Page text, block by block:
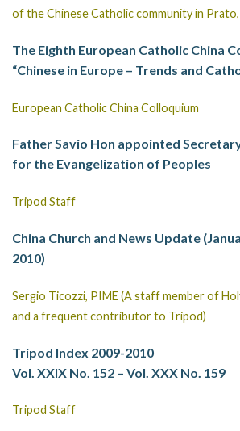
of the Chinese Catholic community in
The Eighth European Catholic China
“Chinese in Europe – Trends and
European Catholic China Colloquium
Father Savio Hon appointed
for the Evangelization of Peoples
Tripod Staff
China Church and News Update
2010)
Sergio Ticozzi, PIME (A staff member of
and a frequent contributor to Tripod)
Tripod Index 2009-2010
Vol. XXIX No. 152 – Vol. XXX No. 159
Tripod Staff